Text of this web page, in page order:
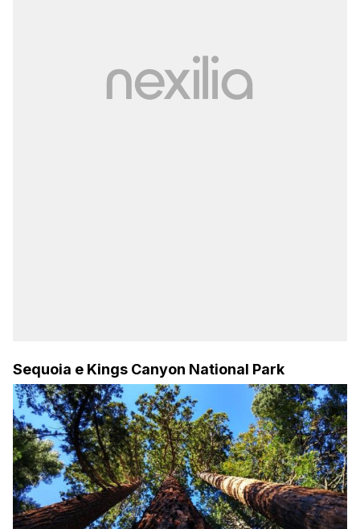
Sequoia e Kings Canyon National Park